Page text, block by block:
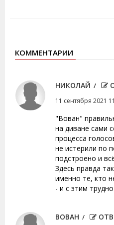
КОММЕНТАРИИ
НИКОЛАЙ
11 сентября 2021
"Вован"
на диване сами
процесса
не истерили по
подстроено и
Здесь правда
именно те, кто
- и с этим
ВОВАН